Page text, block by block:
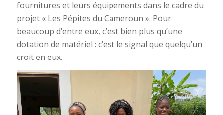
fournitures et leurs équipements dans le cadre du
projet « Les Pépites du Cameroun ». Pour
beaucoup d’entre eux, c’est bien plus qu’une
dotation de matériel : c’est le signal que quelqu’un
croit en eux.